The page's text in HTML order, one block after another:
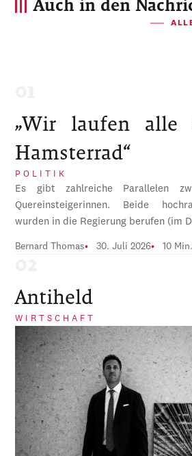
Auch in den
„Wir laufen alle
Hamsterrad“
POLITIK
Es gibt zahlreiche Parallelen
Quereinsteigerinnen. Beide
wurden in die Regierung berufen (im
Bernard Thomas 30. Juli 2026 10
Antiheld
WIRTSCHAFT